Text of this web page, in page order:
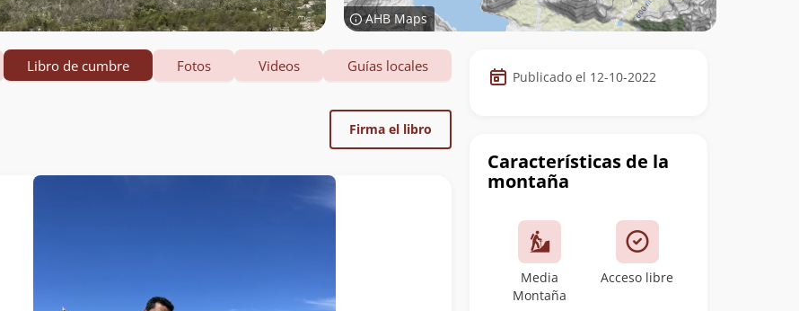
AHB Maps
Datos
de
cumbre
Publicado el 12-10-2022
Características de la
montaña
Media
Montaña
Acceso libre
Libro de cumbre Fotos Videos Guías locales
Firma el libro